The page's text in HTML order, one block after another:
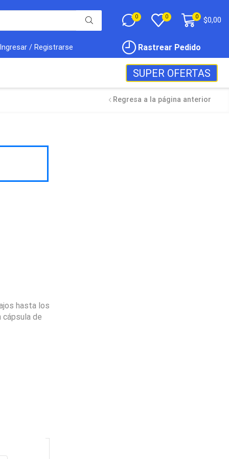
0 0 0 $0,00
Ingresar / Registrarse Rastrear Pedido
SUPER OFERTAS
Regresa a la página anterior
hasta los
cápsula de